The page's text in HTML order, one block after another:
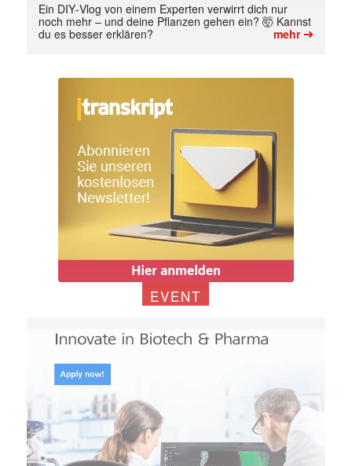
Ein DIY‑Vlog von einem Experten verwirrt dich nur
noch mehr – und deine Pflanzen gehen ein? 🤯 Kannst
du es besser erklären?
mehr➔
EVENT